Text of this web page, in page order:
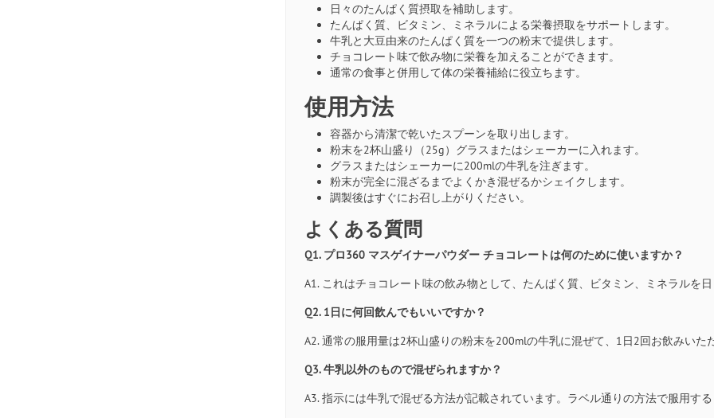
日々のたんぱく質摂取を補助します。
たんぱく質、ビタミン、ミネラルによる栄養摂取をサポートします。
牛乳と大豆由来のたんぱく質を一つの粉末で提供します。
チョコレート味で飲み物に栄養を加えることができます。
通常の食事と併用して体の栄養補給に役立ちます。
使用方法
容器から清潔で乾いたスプーンを取り出します。
粉末を2杯山盛り（25g）グラスまたはシェーカーに入れます。
グラスまたはシェーカーに200mlの牛乳を注ぎます。
粉末が完全に混ざるまでよくかき混ぜるかシェイクします。
調製後はすぐにお召し上がりください。
よくある質問
Q1. プロ360 マスゲイナーパウダー チョコレートは何のために使いますか？
A1. これはチョコレート味の飲み物として、たんぱく質、ビタミン、ミネラルを
Q2. 1日に何回飲んでもいいですか？
A2. 通常の服用量は2杯山盛りの粉末を200mlの牛乳に混ぜて、1日2回お飲みいた
Q3. 牛乳以外のもので混ぜられますか？
A3. 指示には牛乳で混ぜる方法が記載されています。ラベル通りの方法で服用す